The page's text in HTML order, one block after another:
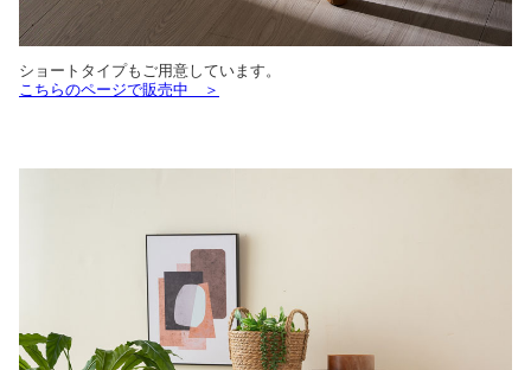
ショートタイプもご用意しています。
こちらのページで販売中 ＞